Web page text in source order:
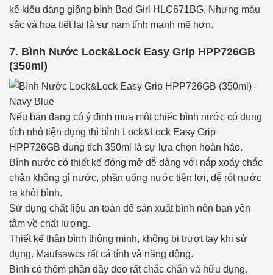
kế kiểu dáng giống bình Bad Girl HLC671BG. Nhưng màu
sắc và họa tiết lại là sự nam tính mạnh mẽ hơn.
7. Bình Nước Lock&Lock Easy Grip HPP726GB
(350ml)
Nếu bạn đang có ý định mua một chiếc bình nước có dung
tích nhỏ tiện dụng thì bình Lock&Lock Easy Grip
HPP726GB dung tích 350ml là sự lựa chọn hoàn hảo.
Bình nước có thiết kế đóng mở dễ dàng với nắp xoáy chắc
chắn không gỉ nước, phần uống nước tiện lợi, dễ rót nước
ra khỏi bình.
Sử dụng chất liệu an toàn để sản xuất bình nên bạn yên
tâm về chất lượng.
Thiết kế thân bình thông minh, không bị trượt tay khi sử
dụng. Maufsawcs rất cá tính và năng động.
Bình có thêm phần dây đeo rất chắc chắn và hữu dụng.